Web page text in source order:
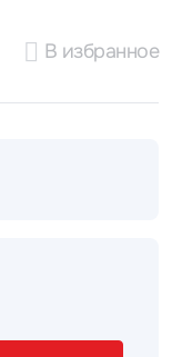
В избранное